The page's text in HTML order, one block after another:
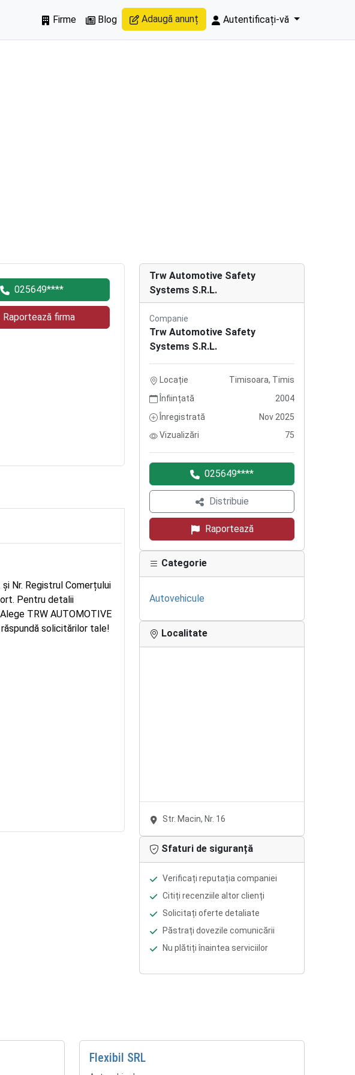
Firme
Blog Adaugă anunț Autentificați-vă
025649****
Raportează firma
Nr. Registrul Comerțului
Pentru detalii
TRW AUTOMOTIVE
solicitărilor tale!
Trw Automotive Safety
Systems S.R.L.
Companie
Trw Automotive Safety
Systems S.R.L.
Locație
Timisoara, Timis
Înființată
2004
Înregistrată
Nov 2025
Vizualizări
75
025649****
Distribuie
Raportează
Categorie
Autovehicule
Localitate
Str. Macin, Nr. 16
Sfaturi de siguranță
Verificați reputația companiei
Citiți recenziile altor clienți
Solicitați oferte detaliate
Păstrați dovezile comunicării
Nu plătiți înaintea serviciilor
Flexibil SRL